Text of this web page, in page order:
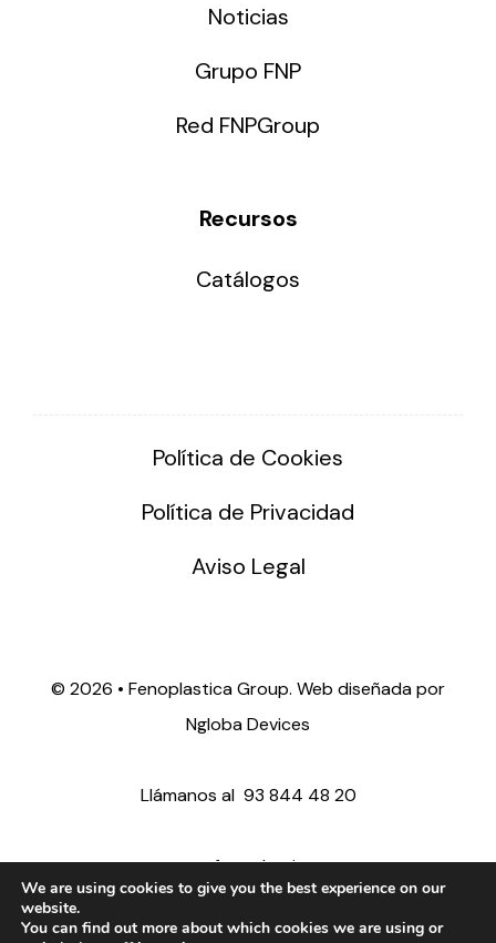
Noticias
Grupo FNP
Red FNPGroup
Recursos
Catálogos
Política de Cookies
Política de Privacidad
Aviso Legal
© 2026 • Fenoplastica Group. Web diseñada por
Ngloba Devices
Llámanos al 93 844 48 20
ventas@fenoplastica.com
export@fenoplastica.com
We are using cookies to give you the best experience on our
website.
You can find out more about which cookies we are using or